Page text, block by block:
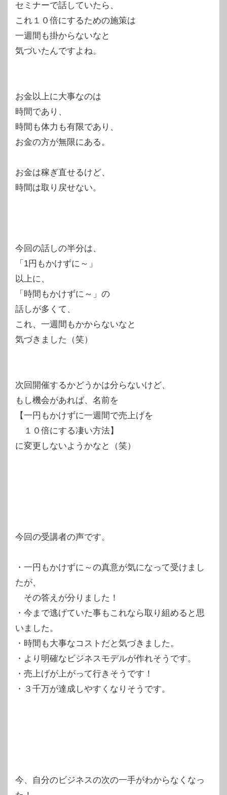
セミナーで話していたら、
これ１０倍にするための施策は
一週間も掛からないなと
気づいたんですよね。
お金以上に大事なのは
時間であり、
時間も体力も有限であり、
お金の方が無限にある。
お金は稼ぎ直せるけど、
時間は取り戻せない。
今回の話しの半分は、
「1円もかけずに～」
以上に、
「時間もかけずに～」の
話しが多くて、
これ、一週間もかからないなと
気づきました（笑）
次回開催するかどうかは分らないけど、
もし機会があれば、名前を
【一円もかけずに一週間で売上げを
１０倍にする凄い方法】
に変更しないようかなと（笑）
今回の受講者の声です。
・一円もかけずに～の真意が気になって受けまし
たが、
その答えが分りました！
・今まで逃げていた事もこれなら取り組めると思
いました。
・時間も大事なコストだと気づきました。
・より明確なビジネスモデルが作れそうです。
・売上げが上がって行きそうです！
・３千万が達成しやすくなりそうです。
今、自分のビジネスの次の一手がわからなくなっ